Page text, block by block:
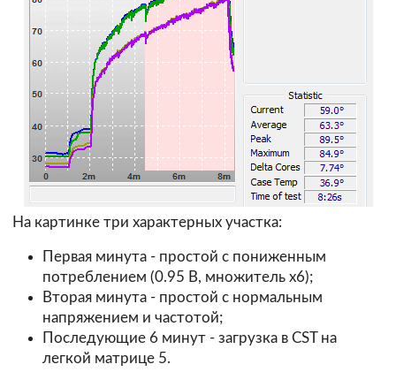
На картинке три характерных участка:
Первая минута - простой с пониженным
потреблением (0.95 В, множитель х6);
Вторая минута - простой с нормальным
напряжением и частотой;
Последующие 6 минут - загрузка в CST на
легкой матрице 5.